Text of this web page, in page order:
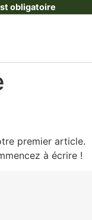
obligatoire
premier article.
à écrire !